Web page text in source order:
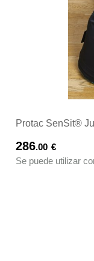
Protac SenSit®
286.00 €
Se puede utilizar